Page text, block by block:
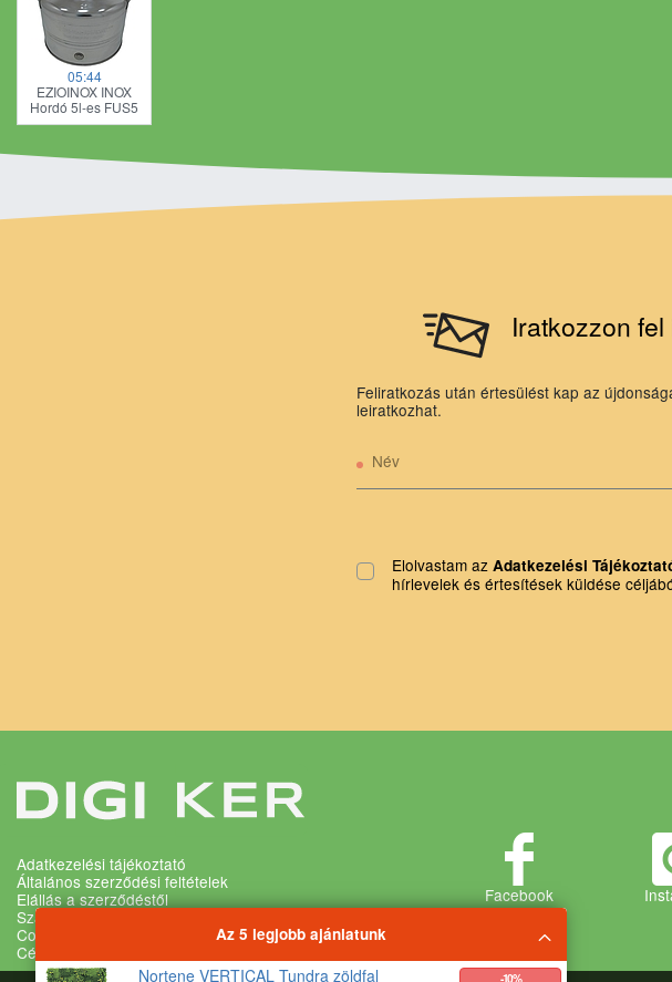
05:44
EZIOINOX INOX
Hordó 5l-es FUS5
Az 5 legjobb ajánlatunk
Nortene VERTICAL Tundra zöldfal - 10 %
Iratkozzon
Feliratkozás után értesülést kap az
leiratkozhat.
Név
Elolvastam az Adatkezelési
hírlevelek és értesítések küldése
Adatkezelési tájékoztató
Általános szerződési feltételek
Elállás a szerződéstől
Szállítási és fizetési feltételek
Cookie és adatvédelmi beállítások
Cégadatok
Facebook